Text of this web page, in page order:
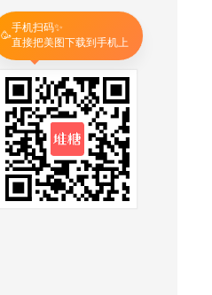
IU
5 89
和光同舞_
收集到IU/李知恩
🥳手机扫码✨
直接把美图下载到手机上